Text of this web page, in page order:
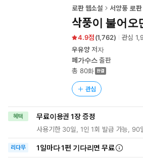
로판 웹소설 서양풍 로판
삭풍이 불어오
4.9 (1,762) 관심
우유양저자
페가수스출판
총 80화
관심
혜택 무료이용권 1장 증정
사용기한 30일, 1인 1회 발급 가능, 90
리다무 1일마다1편 기다리면 무료